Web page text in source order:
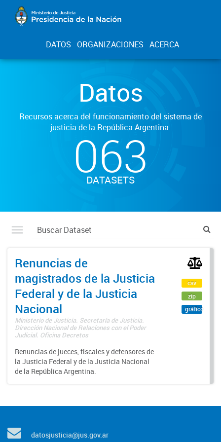
DATOS ORGANIZACIONES ACERCA
Datos
Recursos acerca del funcionamiento del sistema de
justicia de la República Argentina.
063
DATASETS
Renuncias de
magistrados de la Justicia
Federal y de la Justicia
Nacional
Ministerio de Justicia. Secretaría de Justicia.
Dirección Nacional de Relaciones con el Poder
Judicial. Oficina Decretos
Renuncias de jueces, fiscales y defensores de
la Justicia Federal y de la Justicia Nacional
de la República Argentina.
csv
zip
gráfico
datosjusticia@jus.gov.ar